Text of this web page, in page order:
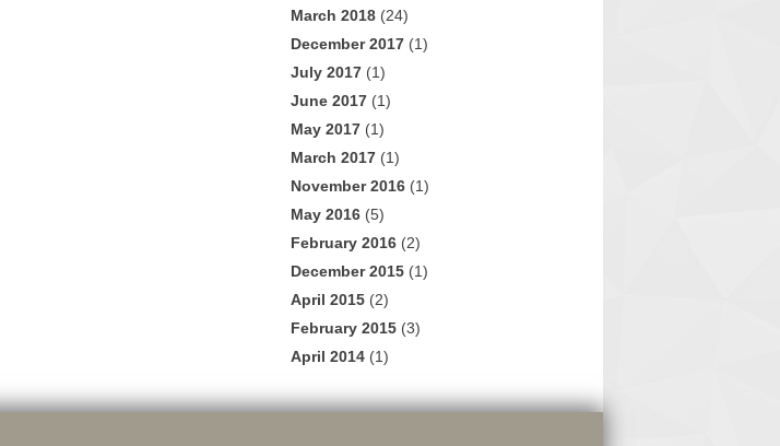
March 2018 (24)
December 2017 (1)
July 2017 (1)
June 2017 (1)
May 2017 (1)
March 2017 (1)
November 2016 (1)
May 2016 (5)
February 2016 (2)
December 2015 (1)
April 2015 (2)
February 2015 (3)
April 2014 (1)